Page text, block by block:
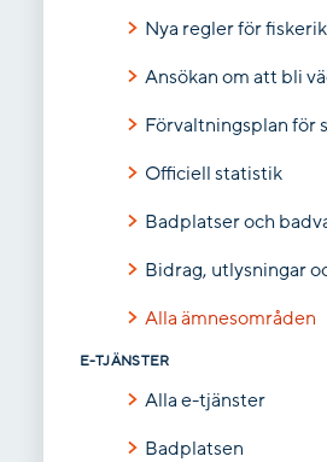
E-TJÄNSTER
Alla e-tjänster
Badplatsen
Nya regler för
Ansökan om att bli
Förvaltningsplan för
Officiell statistik
Badplatser och
Bidrag, utlysningar
Alla ämnesområden